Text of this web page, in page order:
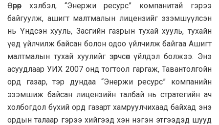
Өөрөөр хэлбэл, “Энержи ресурс” компанитай гэрээ
байгуулж, ашигт малтмалын лицензийг эзэмшүүлсэн
нь Үндсэн хууль, Засгийн газрын тухай хууль, тухайн
үед үйлчилж байсан болон одоо үйлчилж байгаа Ашигт
малтмалын тухай хуулийг зөрчсөн үйлдэл болжээ. Энэ
асуудлаар УИХ 2007 онд тогтоол гаргаж, Тавантолгойн
орд газар, тэр дундаа “Энержи ресурс” компанийн
эзэмшиж байсан лицензийн талбай нь стратегийн ач
холбогдол бүхий орд газарт хамруулчихаад байхад энэ
ордын талаар гэрээ хийгээд хэн нэгэн этгээдэд шууд